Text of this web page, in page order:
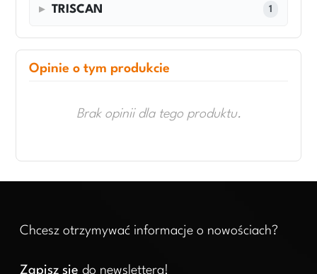
TRISCAN 1
Opinie o tym produkcie
Brak opinii dla tego produktu.
Chcesz otrzymywać informacje o nowościach?
Zapisz się do newslettera!